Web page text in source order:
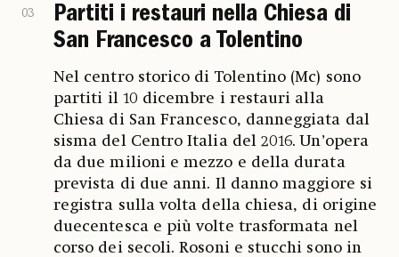
03
Partiti i restauri nella Chiesa di
San Francesco a Tolentino
Nel centro storico di Tolentino (Mc) sono
partiti il 10 dicembre i restauri alla
Chiesa di San Francesco, danneggiata dal
sisma del Centro Italia del 2016. Un’opera
da due milioni e mezzo e della durata
prevista di due anni. Il danno maggiore si
registra sulla volta della chiesa, di origine
duecentesca e più volte trasformata nel
corso dei secoli. Rosoni e stucchi sono in